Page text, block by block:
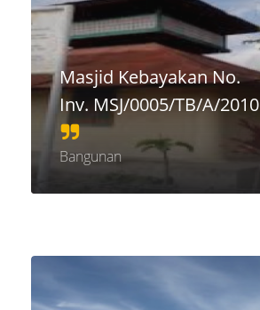
Masjid Kebayakan No.
Inv. MSJ/0005/TB/A/2010
Bangunan